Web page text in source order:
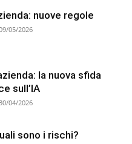
nuove regole
05/2026
la nuova sfida
sull’IA
04/2026
sono i rischi?